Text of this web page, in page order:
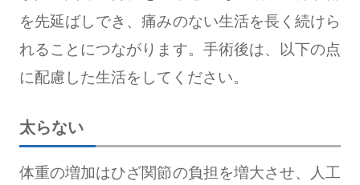
を先延ばしでき、痛みのない生活を長く続けら
れることにつながります。手術後は、以下の点
に配慮した生活をしてください。
太らない
体重の増加はひざ関節の負担を増大させ、人工